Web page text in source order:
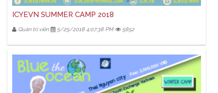
ICYEVN SUMMER CAMP 2018
Quản trị viên 5/25/2018 4:07:38 PM 5852